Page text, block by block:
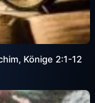
Könige 2:1-12